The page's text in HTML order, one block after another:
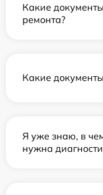
Какие
ремонта?
Какие
Я уже знаю, в
нужна